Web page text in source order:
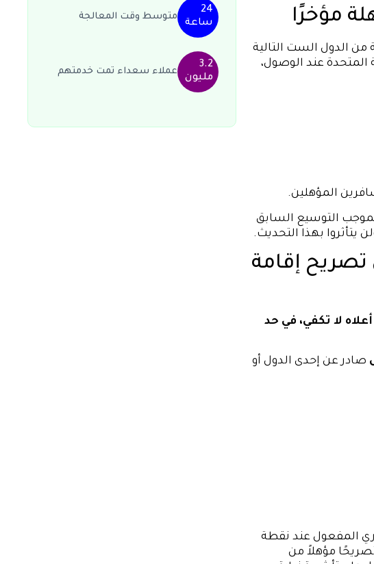
مؤخرًا
العادية من الدول الست التالية
المتحدة عند الوصول،
المؤهلين.
التوسيع السابق
يتأثروا بهذا التحديث.
إقامة
لا تكفي، في حد
صادر عن إحدى الدول أو
المفعول عند نقطة
تصريحًا مؤهلاً من
24
ساعة
متوسط وقت المعالجة
3.2
مليون
عملاء سعداء تمت خدمتهم